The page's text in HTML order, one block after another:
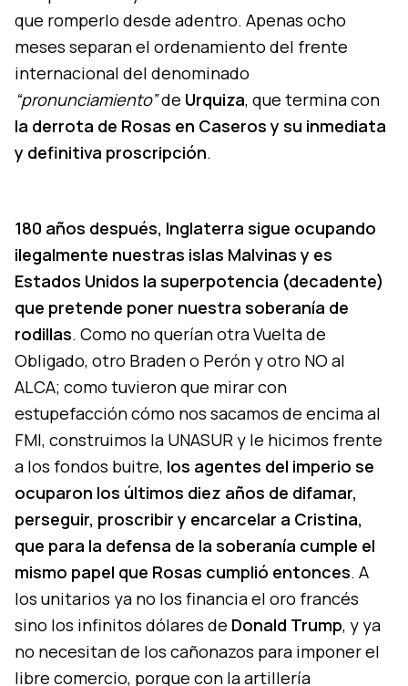
que romperlo desde adentro. Apenas ocho
meses separan el ordenamiento del frente
internacional del denominado
“pronunciamiento”de Urquiza, que termina con
la derrota de Rosas en Caseros y su inmediata
y definitiva proscripción.
180 años después, Inglaterra sigue ocupando
ilegalmente nuestras islas Malvinas y es
Estados Unidos la superpotencia (decadente)
que pretende poner nuestra soberanía de
rodillas. Como no querían otra Vuelta de
Obligado, otro Braden o Perón y otro NO al
ALCA; como tuvieron que mirar con
estupefacción cómo nos sacamos de encima al
FMI, construimos la UNASUR y le hicimos frente
a los fondos buitre, los agentes del imperio se
ocuparon los últimos diez años de difamar,
perseguir, proscribir y encarcelar a Cristina,
que para la defensa de la soberanía cumple el
mismo papel que Rosas cumplió entonces. A
los unitarios ya no los financia el oro francés
sino los infinitos dólares de Donald Trump, y ya
no necesitan de los cañonazos para imponer el
libre comercio, porque con la artillería